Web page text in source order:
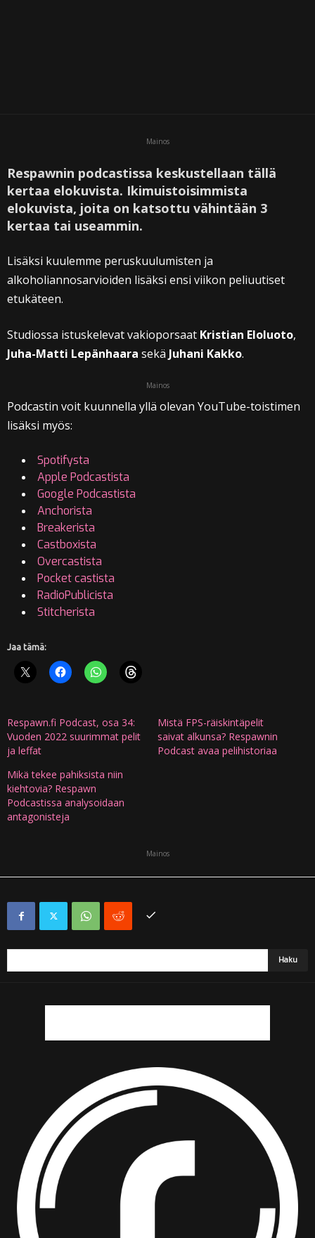
Mainos
Respawnin podcastissa keskustellaan tällä
kertaa elokuvista. Ikimuistoisimmista
elokuvista, joita on katsottu vähintään 3
kertaa tai useammin.
Lisäksi kuulemme peruskuulumisten ja
alkoholiannosarvioiden lisäksi ensi viikon peliuutiset
etukäteen.
Studiossa istuskelevat vakioporsaat Kristian Eloluoto,
Juha-Matti Lepänhaara sekä Juhani Kakko.
Mainos
Podcastin voit kuunnella yllä olevan YouTube-toistimen
lisäksi myös:
Spotifysta
Apple Podcastista
Google Podcastista
Anchorista
Breakerista
Castboxista
Overcastista
Pocket castista
RadioPublicista
Stitcherista
Jaa tämä:
Respawn.fi Podcast, osa 34:
Vuoden 2022 suurimmat pelit
ja leffat
Mistä FPS-räiskintäpelit
saivat alkunsa? Respawnin
Podcast avaa pelihistoriaa
Mikä tekee pahiksista niin
kiehtovia? Respawn
Podcastissa analysoidaan
antagonisteja
Mainos